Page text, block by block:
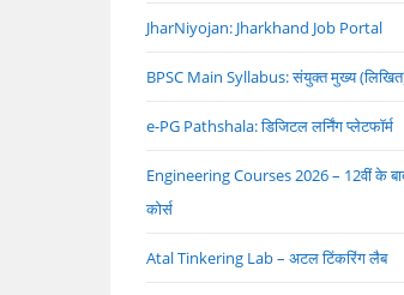
JharNiyojan: Jharkhand Job Portal
BPSC Main Syllabus: संयुक्त मुख्य (लिखित)
e-PG Pathshala: डिजिटल लर्निंग प्लेटफॉर्म
Engineering Courses 2026 – 12वीं के
कोर्स
Atal Tinkering Lab – अटल टिंकरिंग लैब